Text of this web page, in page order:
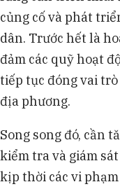
củng cố và phát
dân. Trước hết là
đảm các quỹ hoạt
tiếp tục đóng vai
địa phương.
Song song đó, cần
kiểm tra và giám
kịp thời các vi